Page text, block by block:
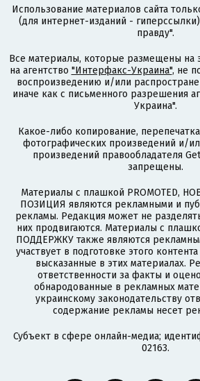
Использование материалов сайта
(для интернет-изданий -
правду".
Все материалы, которые размещены на
на агентство "Интерфакс-Украина", не
воспроизведению и/или
иначе как с письменного разрешения
Украина".
Какое-либо копирование,
фотографических произведений и/
произведений правообладателя
запрещены.
Материалы с плашкой PROMOTED,
ПОЗИЦИЯ являются рекламными и
рекламы. Редакция может не
них продвигаются. Материалы с
ПОДДЕРЖКУ также являются
участвует в подготовке этого
высказанные в этих материалах.
ответственности за факты и
обнародованные в рекламных
украинскому законодательству
содержание рекламы несет
Субъект в сфере онлайн-медиа;
02163.